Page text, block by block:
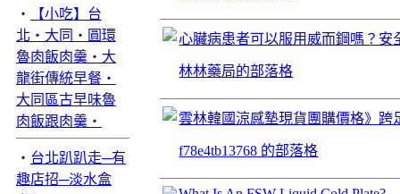
‧
【小吃】台
北‧大同‧圓環
魯肉飯肉羹‧大
龍街傳統早餐‧
大同區古早味魯
肉飯跟肉羹‧
‧ 台北趴趴走─有
趣店招─淡水盒
心臟病患者可以服用威而鋼嗎？
林林藥局的部落格
雲林韓國涼感墊現貨團購價格》
f78e4tb13768 的部落格